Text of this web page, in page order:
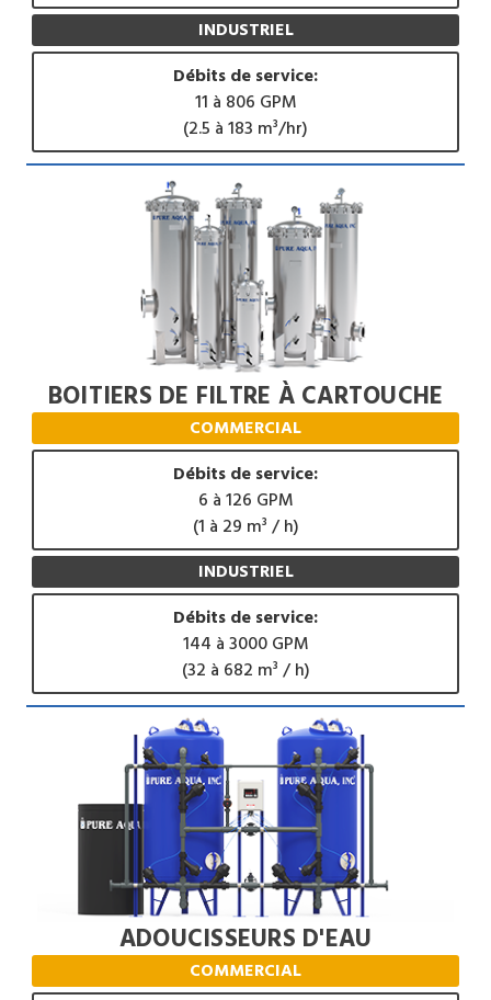
INDUSTRIEL
Débits de service:
11 à 806 GPM
(2.5 à 183 m³/hr)
BOITIERS DE FILTRE À CARTOUCHE
COMMERCIAL
Débits de service:
6 à 126 GPM
(1 à 29 m³ / h)
INDUSTRIEL
Débits de service:
144 à 3000 GPM
(32 à 682 m³ / h)
ADOUCISSEURS D'EAU
COMMERCIAL